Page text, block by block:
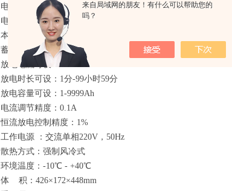
来自局域网的朋友！有什么可以帮助您的
吗？
电池组标称容量：50Ah-5000Ah系列
电流控制精度：1%
本机参数：
蓄电池标称电压：直流220V
放电电流可设：1-20A
放电时长可设：1分-99小时59分
放电容量可设：1-9999Ah
电流调节精度：0.1A
恒流放电控制精度：1%
工作电源 ：交流单相220V，50Hz
散热方式：强制风冷式
环境温度：-10℃ - +40℃
体 积：426×172×448mm